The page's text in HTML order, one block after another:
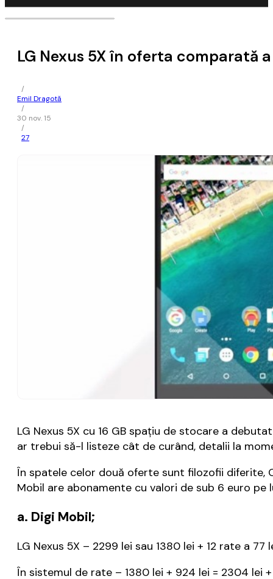
LG Nexus 5X în oferta comparată
/
Emil Dragotă
/
30 nov. 15
/
27
LG Nexus 5X cu 16 GB spațiu de stocare a
ar trebui să-l listeze cât de curând, detalii la
În spatele celor două oferte sunt filozofii diferite,
Mobil are abonamente cu valori de sub 6 euro
a. Digi Mobil;
LG Nexus 5X – 2299 lei sau 1380 lei + 12 rate a
În sistemul de rate – 1380 lei + 924 lei = 2304 lei